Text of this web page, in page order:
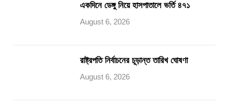
একদিনে ডেঙ্গু নিয়ে হাসপাতালে ভর্তি ৪৭১
August 6, 2026
রাষ্ট্রপতি নির্বাচনের চূড়ান্ত তারিখ ঘোষণা
August 6, 2026